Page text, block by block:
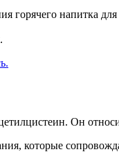
горячего напитка
Он
которые